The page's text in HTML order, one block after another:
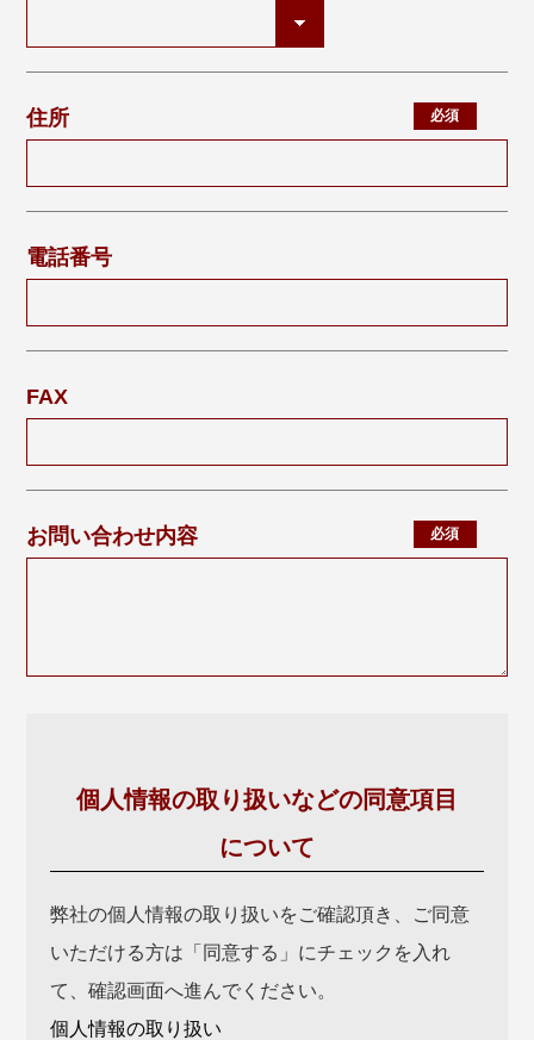
住所
電話番号
FAX
お問い合わせ内容
個人情報の取り扱いなどの同意項目
について
弊社の個人情報の取り扱いをご確認頂き、ご同意
いただける方は「同意する」にチェックを入れ
て、確認画面へ進んでください。
個人情報の取り扱い